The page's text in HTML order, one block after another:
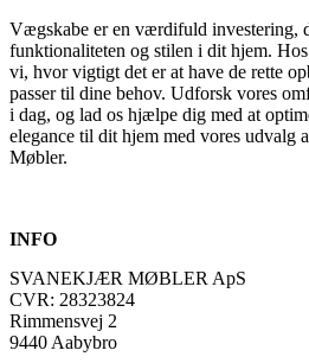
Vægskabe er en værdifuld investering,
funktionaliteten og stilen i dit hjem.
vi, hvor vigtigt det er at have de rette
passer til dine behov. Udforsk vores
i dag, og lad os hjælpe dig med at
elegance til dit hjem med vores udvalg
Møbler.
INFO
SVANEKJÆR MØBLER ApS
CVR: 28323824
Rimmensvej 2
9440 Aabybro